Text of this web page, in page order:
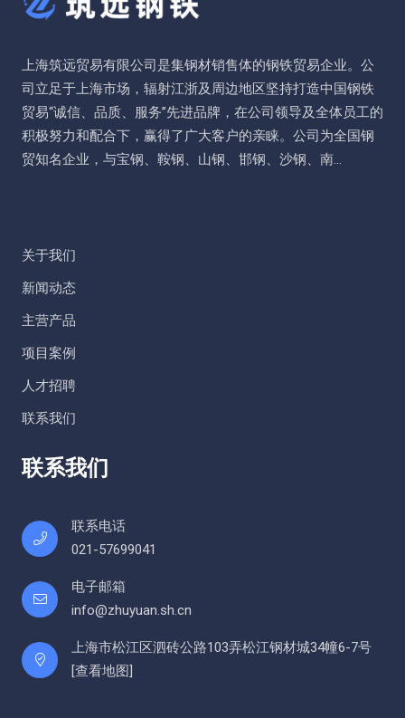
上海筑远贸易有限公司是集钢材销售体的钢铁贸易企业。公
司立足于上海市场，辐射江浙及周边地区坚持打造中国钢铁
贸易“诚信、品质、服务”先进品牌，在公司领导及全体员工的
积极努力和配合下，赢得了广大客户的亲睐。公司为全国钢
贸知名企业，与宝钢、鞍钢、山钢、邯钢、沙钢、南...
关于我们
新闻动态
主营产品
项目案例
人才招聘
联系我们
联系我们
联系电话
021-57699041
电子邮箱
info@zhuyuan.sh.cn
上海市松江区泗砖公路103弄松江钢材城34幢6-7号
[查看地图]